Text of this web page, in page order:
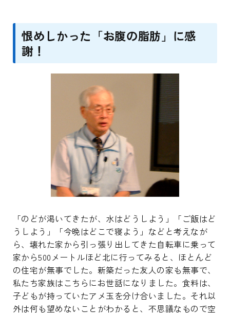
恨めしかった「お腹の脂肪」に感
謝！
「のどが渇いてきたが、水はどうしよう」「ご飯はど
うしよう」「今晩はどこで寝よう」などと考えなが
ら、壊れた家から引っ張り出してきた自転車に乗って
家から500メートルほど北に行ってみると、ほとんど
の住宅が無事でした。新築だった友人の家も無事で、
私たち家族はこちらにお世話になりました。食料は、
子どもが持っていたアメ玉を分け合いました。それ以
外は何も望めないことがわかると、不思議なもので空